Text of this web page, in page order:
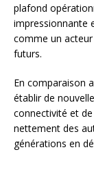
plafond
impressionnante
comme un
futurs.
En comparaison
établir de
connectivité et
nettement des
générations en